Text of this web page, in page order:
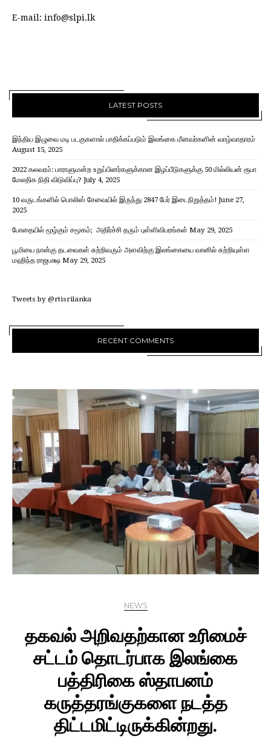
E-mail: info@slpi.lk
LATEST POSTS
இந்திய இழுவை மடி படகுகளால் பாதிக்கப்படும் இலங்கை மீனவர்களின் வாழ்வாதாரம்
August 15, 2025
2022 கலவரம்: பாராளுமன்ற உறுப்பினர்களுக்கான இழப்பீடுகளுக்கு 50 மில்லியன் ரூபா
மேலதிக நிதி விடுவிப்பு? July 4, 2025
10 வருடங்களில் பொலிஸ் சேவையில் இருந்து 2847 பேர் இடைநிறுத்தம்! June 27,
2025
போதையில் மூழ்கும் சமூகம்; அதிர்ச்சி தரும் புள்ளிவிபரங்கள் May 29, 2025
பூமியை நான்கு தடவைகள் சுற்றிவரும் அளவிற்கு இலங்கையை வானில் சுற்றியுள்ள
மஹிந்த ராஜபக்ஷ May 29, 2025
Tweets by @rtisrilanka
RECENT COMMENTS
NEWS
தகவல் அறிவதற்கான உரிமைச்
சட்டம் தொடர்பாக இலங்கை
பத்திரிகை ஸ்தாபனம்
கருத்தரங்குகளை நடத்த
திட்டமிட்டிருக்கின்றது.